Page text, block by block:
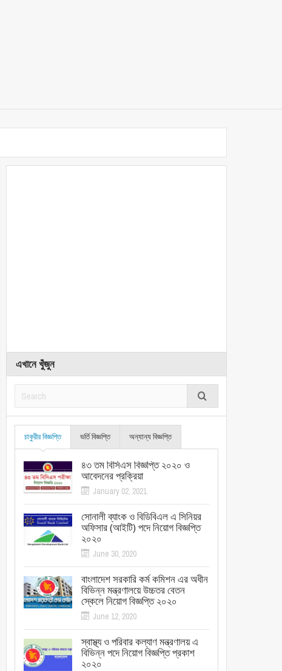
এখানে খুঁজুন
চাকুরীর বিজ্ঞপ্তি ভর্তি বিজ্ঞপ্তি অন্যান্য বিজ্ঞপ্তি
৪৩ তম বিসিএস বিজ্ঞপ্তি ২০২০ ও
আবেদনের প্রক্রিয়া
January 02, 2021
সোনালী ব্যাংক ও বিডিবিএল এ সিনিয়র
অফিসার (আইটি) পদে নিয়োগ বিজ্ঞপ্তি
২০২০
June 30, 2020
বাংলাদেশ সরকারি কর্ম কমিশন এর অধীন
বিভিন্ন মন্ত্রণালয়ে উচ্চতর বেতন
স্কেলে নিয়োগ বিজ্ঞপ্তি ২০২০
June 12, 2020
স্বাস্থ্য ও পরিবার কল্যাণ মন্ত্রণালয় এ
বিভিন্ন পদে নিয়োগ বিজ্ঞপ্তি প্রকাশ
২০২০